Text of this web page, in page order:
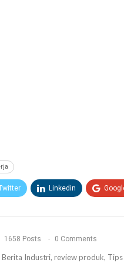
Linkedin
1658 Posts 0 Comments
Berita Industri, review produk,